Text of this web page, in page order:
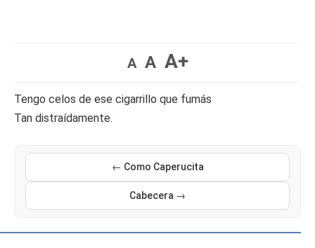
A A A+
Tengo celos de ese cigarrillo que fumás
Tan distraídamente.
← Como Caperucita
Cabecera →